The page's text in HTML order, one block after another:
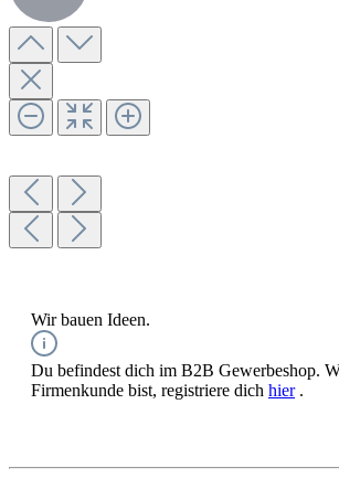
Wir bauen Ideen.
Du befindest dich im B2B Gewerbeshop.
Firmenkunde bist, registriere dich hier.